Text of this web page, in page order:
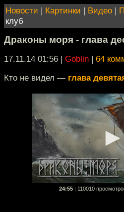
Новости | Картинки | Видео |
клуб
Драконы моря - глава
17.11.14 01:56 | Goblin | 64
Кто не видел — глава
24:55 110010